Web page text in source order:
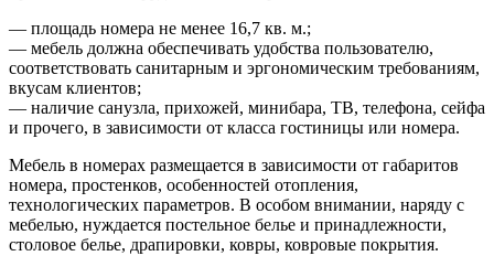
— площадь номера не менее 16,7 кв. м.;
— мебель должна обеспечивать удобства пользователю,
соответствовать санитарным и эргономическим требованиям,
вкусам клиентов;
— наличие санузла, прихожей, минибара, ТВ, телефона, сейфа
и прочего, в зависимости от класса гостиницы или номера.
Мебель в номерах размещается в зависимости от габаритов
номера, простенков, особенностей отопления,
технологических параметров. В особом внимании, наряду с
мебелью, нуждается постельное белье и принадлежности,
столовое белье, драпировки, ковры, ковровые покрытия.